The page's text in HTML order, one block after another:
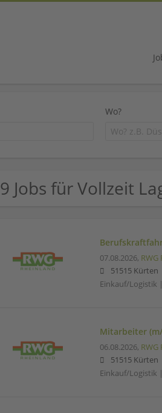
Wo?
9 Jobs für Vollzeit
07.08.2026, RWG
51515 Kürten
Einkauf/Logistik
Mitarbeiter
06.08.2026, RWG
51515 Kürten
Einkauf/Logistik